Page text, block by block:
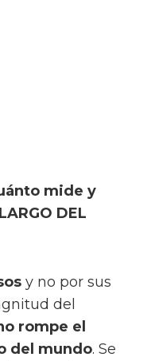
mide y
DEL
y no por sus
del
rompe el
del mundo. Se